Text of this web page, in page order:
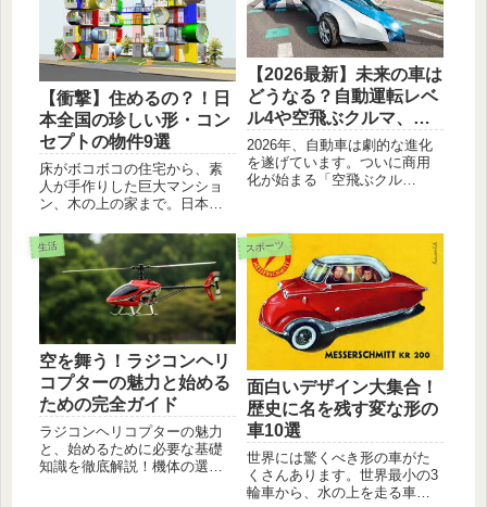
【衝撃】住めるの？！日
本全国の珍しい形・コン
セプトの物件9選
床がボコボコの住宅から、素
人が手作りした巨大マンショ
ン、木の上の家まで。日本国
しい物件を9個厳選。建築の裏
側や住み心地まで詳しく解説
します。
【2026最新】未来の車は
どうなる？自動運転レベ
ル4や空飛ぶクルマ、全
固体電池の現状を徹底解
説
2026年、自動車は劇的な進化
を遂げています。ついに商用
化が始まる「空飛ぶクル
EVの常識を覆す「全固体電
池」まで。私たちの生活をど
う変えるのか、次世代モビリ
ティの最新トレンドを分かり
やすく解説！
生活
空を舞う！ラジコンヘリ
コプターの魅力と始める
ための完全ガイド
ラジコンヘリコプターの魅力
と、始めるために必要な基礎
知識を徹底解説！機体の選び
スポーツ
面白いデザイン大集合！
歴史に名を残す変な形の
車10選
世界には驚くべき形の車がた
くさんあります。世界最小の3
輪車から、水の上を走る車、